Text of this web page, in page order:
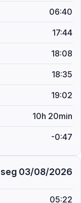
06:40
17:44
18:08
18:35
19:02
10h 20min
-0:47
seg 03/08/2026
05:22